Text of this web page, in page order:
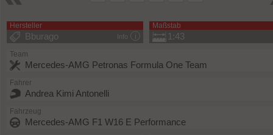
Hersteller
Info
Bburago
Maßstab
1:43
Team
Mercedes-AMG Petronas Formula One Team
Fahrer
Andrea Kimi Antonelli
Fahrzeug
Mercedes-AMG F1 W16 E Performance